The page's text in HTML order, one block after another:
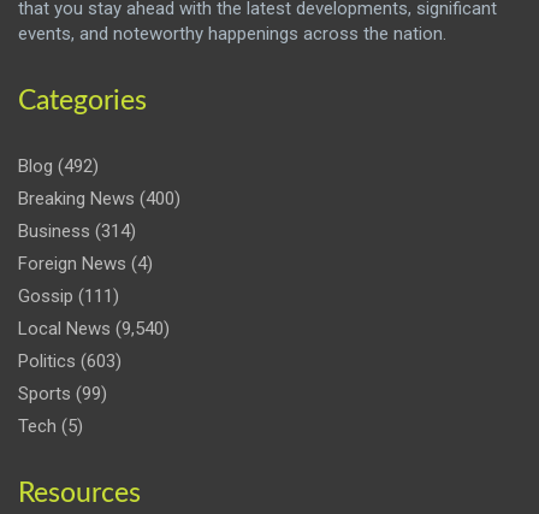
that you stay ahead with the latest developments, significant
events, and noteworthy happenings across the nation.
Categories
Blog (492)
Breaking News (400)
Business (314)
Foreign News (4)
Gossip (111)
Local News (9,540)
Politics (603)
Sports (99)
Tech (5)
Resources